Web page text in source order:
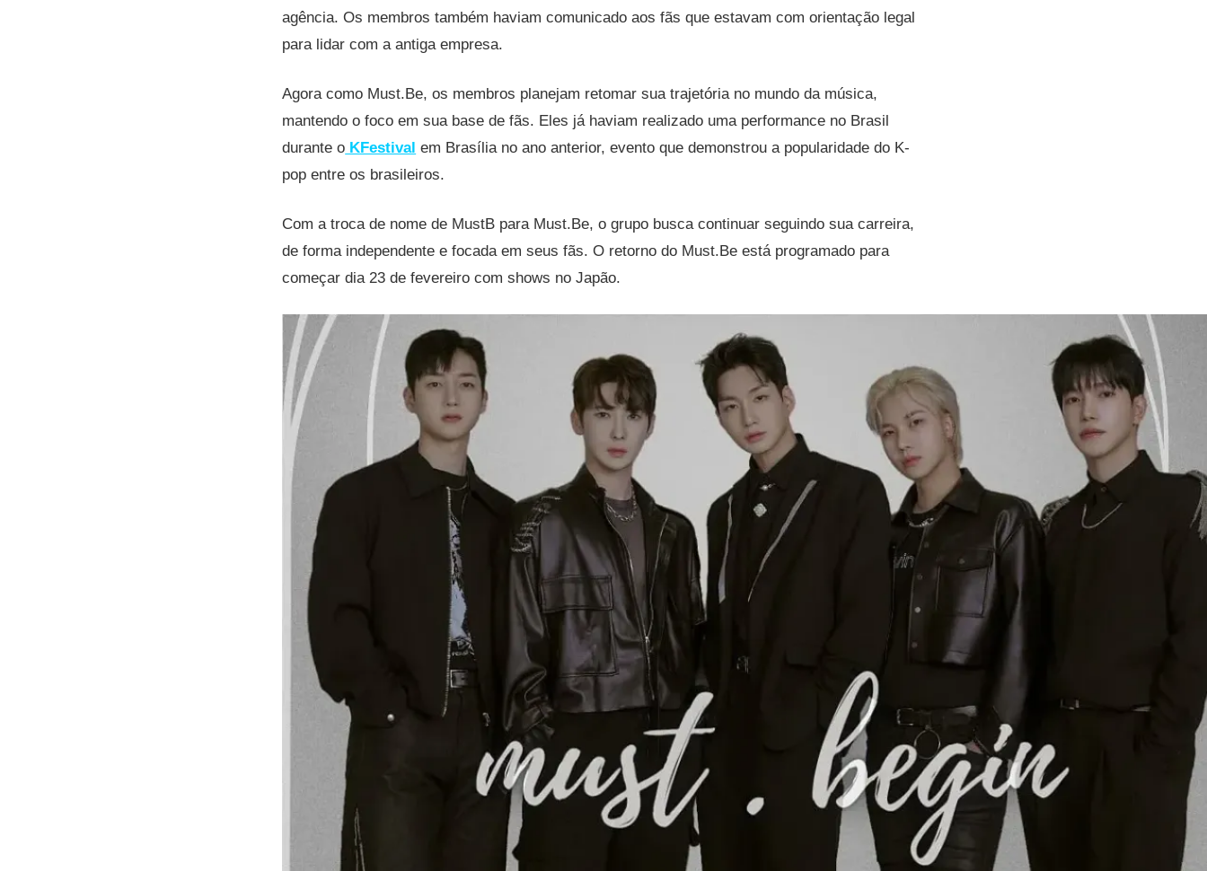
agência. Os membros também haviam comunicado aos fãs que estavam com orientação legal
para lidar com a antiga empresa.
Agora como Must.Be, os membros planejam retomar sua trajetória no mundo da música,
mantendo o foco em sua base de fãs. Eles já haviam realizado uma performance no Brasil
durante o KFestival em Brasília no ano anterior, evento que demonstrou a popularidade do K-
pop entre os brasileiros.
Com a troca de nome de MustB para Must.Be, o grupo busca continuar seguindo sua carreira,
de forma independente e focada em seus fãs. O retorno do Must.Be está programado para
começar dia 23 de fevereiro com shows no Japão.